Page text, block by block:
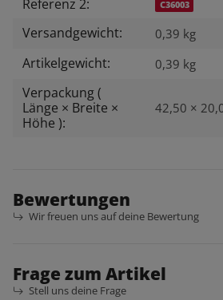
Referenz 2: C36003
Versandgewicht: 0,39 kg
Artikelgewicht: 0,39 kg
Verpackung (
Länge × Breite ×
Höhe ):
42,50 ×
Bewertungen
Wir freuen uns auf deine Bewertung
Frage zum Artikel
Stell uns deine Frage